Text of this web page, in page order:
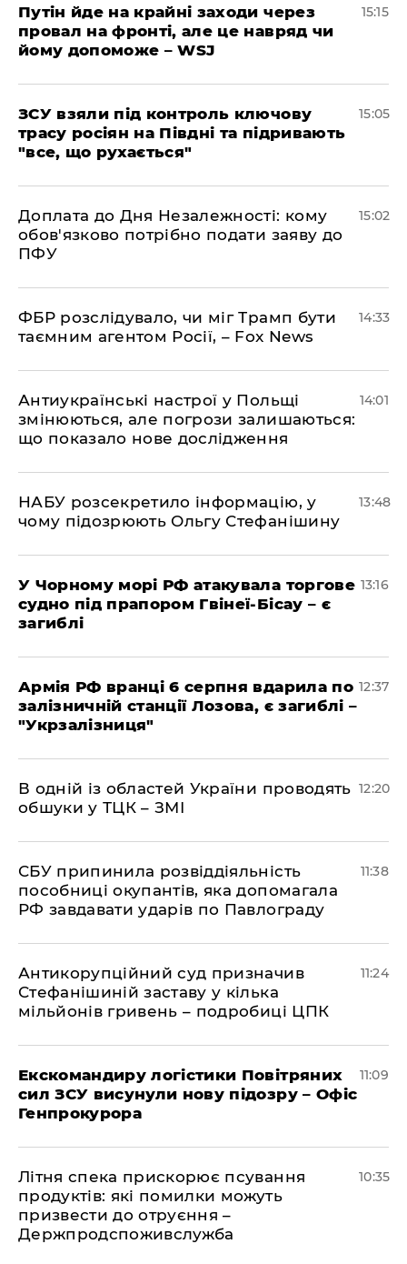
Путін йде на крайні заходи через
провал на фронті, але це навряд чи
йому допоможе – WSJ
15:15
ЗСУ взяли під контроль ключову
трасу росіян на Півдні та підривають
"все, що рухається"
15:05
Доплата до Дня Незалежності: кому
обов'язково потрібно подати заяву до
ПФУ
15:02
ФБР розслідувало, чи міг Трамп бути
таємним агентом Росії, – Fox News
14:33
Антиукраїнські настрої у Польщі
змінюються, але погрози залишаються:
що показало нове дослідження
14:01
НАБУ розсекретило інформацію, у
чому підозрюють Ольгу Стефанішину
13:48
У Чорному морі РФ атакувала торгове
судно під прапором Гвінеї-Бісау – є
загиблі
13:16
Армія РФ вранці 6 серпня вдарила по
залізничній станції Лозова, є загиблі –
"Укрзалізниця"
12:37
В одній із областей України проводять
обшуки у ТЦК – ЗМІ
12:20
СБУ припинила розвіддіяльність
пособниці окупантів, яка допомагала
РФ завдавати ударів по Павлограду
11:38
Антикорупційний суд призначив
Стефанішиній заставу у кілька
мільйонів гривень – подробиці ЦПК
11:24
Екскомандиру логістики Повітряних
сил ЗСУ висунули нову підозру – Офіс
Генпрокурора
11:09
Літня спека прискорює псування
продуктів: які помилки можуть
призвести до отруєння –
Держпродспоживслужба
10:35